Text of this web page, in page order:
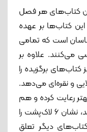
کتاب‌های هر فصل
این کتاب‌ها بر عهده
است که تمامی
می‌کنند. علاوه بر
برگزیده را
و نقره‌ای می‌دهد.
رعایت کرده و هم
ویژگی متمایزی در محتوا یا ساختار دارند، نشان ۶ لاک‌پشت را
دیگر تعلق